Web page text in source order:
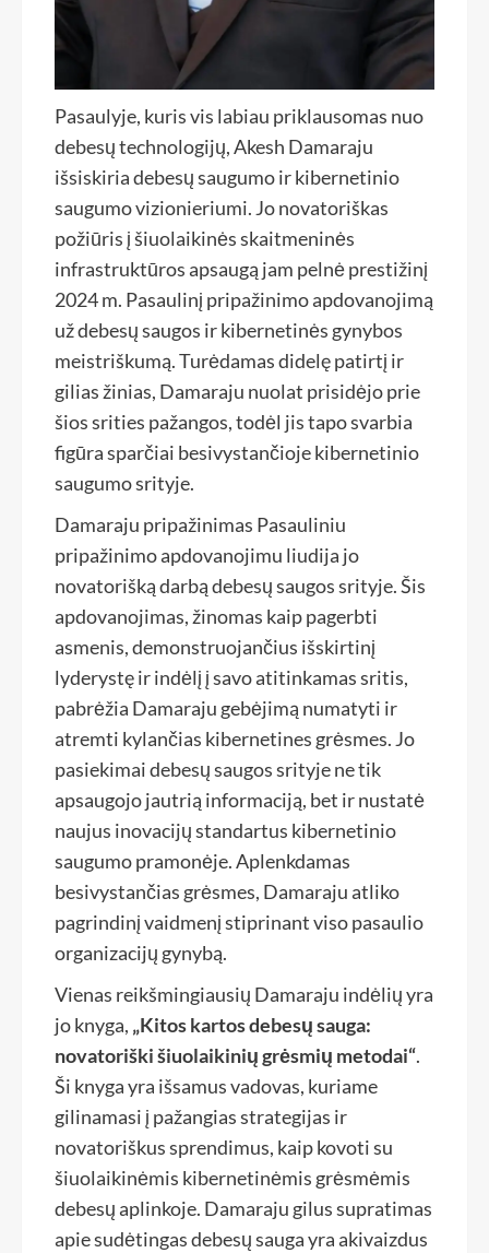
Pasaulyje, kuris vis labiau priklausomas nuo
debesų technologijų, Akesh Damaraju
išsiskiria debesų saugumo ir kibernetinio
saugumo vizionieriumi. Jo novatoriškas
požiūris į šiuolaikinės skaitmeninės
infrastruktūros apsaugą jam pelnė prestižinį
2024 m. Pasaulinį pripažinimo apdovanojimą
už debesų saugos ir kibernetinės gynybos
meistriškumą. Turėdamas didelę patirtį ir
gilias žinias, Damaraju nuolat prisidėjo prie
šios srities pažangos, todėl jis tapo svarbia
figūra sparčiai besivystančioje kibernetinio
saugumo srityje.
Damaraju pripažinimas Pasauliniu
pripažinimo apdovanojimu liudija jo
novatorišką darbą debesų saugos srityje. Šis
apdovanojimas, žinomas kaip pagerbti
asmenis, demonstruojančius išskirtinį
lyderystę ir indėlį į savo atitinkamas sritis,
pabrėžia Damaraju gebėjimą numatyti ir
atremti kylančias kibernetines grėsmes. Jo
pasiekimai debesų saugos srityje ne tik
apsaugojo jautrią informaciją, bet ir nustatė
naujus inovacijų standartus kibernetinio
saugumo pramonėje. Aplenkdamas
besivystančias grėsmes, Damaraju atliko
pagrindinį vaidmenį stiprinant viso pasaulio
organizacijų gynybą.
Vienas reikšmingiausių Damaraju indėlių yra
jo knyga, „Kitos kartos debesų sauga:
novatoriški šiuolaikinių grėsmių metodai“.
Ši knyga yra išsamus vadovas, kuriame
gilinamasi į pažangias strategijas ir
novatoriškus sprendimus, kaip kovoti su
šiuolaikinėmis kibernetinėmis grėsmėmis
debesų aplinkoje. Damaraju gilus supratimas
apie sudėtingas debesų sauga yra akivaizdus